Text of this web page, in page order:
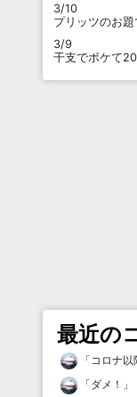
3/10
プリッツのお
3/9
干支でボケて
最近の
「コロナ以
「ダメ！ 」